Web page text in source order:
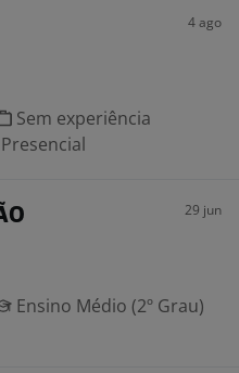
4 ago
Sem experiência
Presencial
29 jun
Ensino Médio (2º Grau)